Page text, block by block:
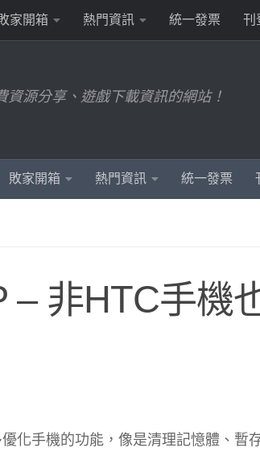
家開箱 熱門資訊 統一發票 刊
源分享、遊戲下載資訊的網站！
敗家開箱 熱門資訊 統一發票
– 非HTC手機
化手機的功能，像是清理記憶體、暫